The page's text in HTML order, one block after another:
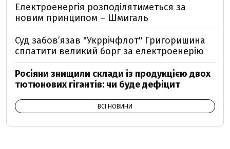
Електроенергія розподілятиметься за
новим принципом – Шмигаль
Суд забов’язав "Укррічфлот" Григоришина
сплатити великий борг за електроенерію
Росіяни знищили склади із продукцією двох
тютюнових гігантів: чи буде дефіцит
ВСІ НОВИНИ